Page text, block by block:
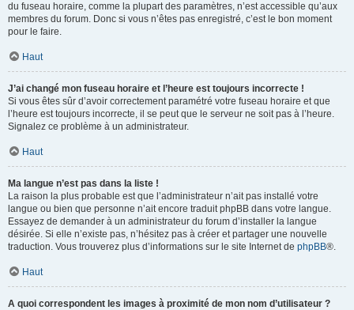
du fuseau horaire, comme la plupart des paramètres, n’est accessible qu’aux
membres du forum. Donc si vous n’êtes pas enregistré, c’est le bon moment
pour le faire.
Haut
J’ai changé mon fuseau horaire et l’heure est toujours incorrecte !
Si vous êtes sûr d’avoir correctement paramétré votre fuseau horaire et que
l’heure est toujours incorrecte, il se peut que le serveur ne soit pas à l’heure.
Signalez ce problème à un administrateur.
Haut
Ma langue n’est pas dans la liste !
La raison la plus probable est que l’administrateur n’ait pas installé votre
langue ou bien que personne n’ait encore traduit phpBB dans votre langue.
Essayez de demander à un administrateur du forum d’installer la langue
désirée. Si elle n’existe pas, n’hésitez pas à créer et partager une nouvelle
traduction. Vous trouverez plus d’informations sur le site Internet de phpBB®.
Haut
A quoi correspondent les images à proximité de mon nom d’utilisateur ?